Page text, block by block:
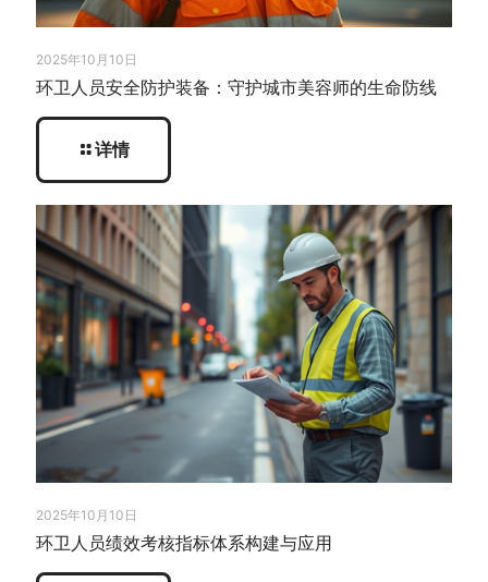
2025年10月10日
环卫人员安全防护装备：守护城市美容师的生命防线
详情
2025年10月10日
环卫人员绩效考核指标体系构建与应用